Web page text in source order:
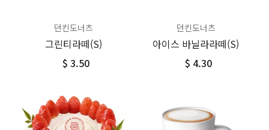
던킨도너츠
그린티라떼(S)
$ 3.50
던킨도너츠
아이스 바닐라라떼(S)
$ 4.30